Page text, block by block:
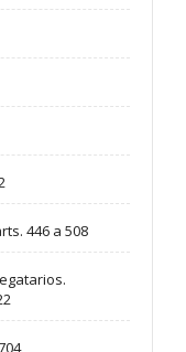
446 a 508